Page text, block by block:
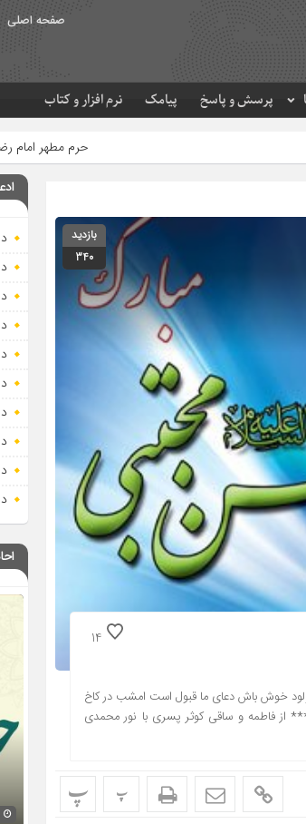
صفحه اصلی
پرسش و پاسخ پیامک نرم افزار و کتاب
حرم مطهر امام رضا (ع) در لحظه تحویل سال
بازدید
340
14
خوش باش دعای ما قبول است امشب در کاخ
فاطمه و ساقی کوثر پسری با نور محمدی
پ پ